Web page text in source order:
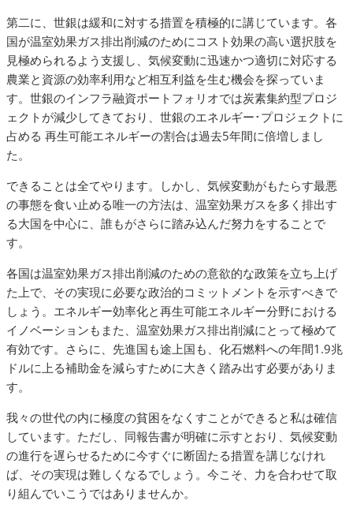
第二に、世銀は緩和に対する措置を積極的に講じています。各
国が温室効果ガス排出削減のためにコスト効果の高い選択肢を
見極められるよう支援し、気候変動に迅速かつ適切に対応する
農業と資源の効率利用など相互利益を生む機会を探っていま
す。世銀のインフラ融資ポートフォリオでは炭素集約型プロジ
ェクトが減少してきており、世銀のエネルギー･プロジェクトに
占める 再生可能エネルギーの割合は過去5年間に倍増しまし
た。
できることは全てやります。しかし、気候変動がもたらす最悪
の事態を食い止める唯一の方法は、温室効果ガスを多く排出す
る大国を中心に、誰もがさらに踏み込んだ努力をすることで
す。
各国は温室効果ガス排出削減のための意欲的な政策を立ち上げ
た上で、その実現に必要な政治的コミットメントを示すべきで
しょう。エネルギー効率化と再生可能エネルギー分野における
イノベーションもまた、温室効果ガス排出削減にとって極めて
有効です。さらに、先進国も途上国も、化石燃料への年間1.9兆
ドルに上る補助金を減らすために大きく踏み出す必要がありま
す。
我々の世代の内に極度の貧困をなくすことができると私は確信
しています。ただし、同報告書が明確に示すとおり、気候変動
の進行を遅らせるために今すぐに断固たる措置を講じなけれ
ば、その実現は難しくなるでしょう。今こそ、力を合わせて取
り組んでいこうではありませんか。